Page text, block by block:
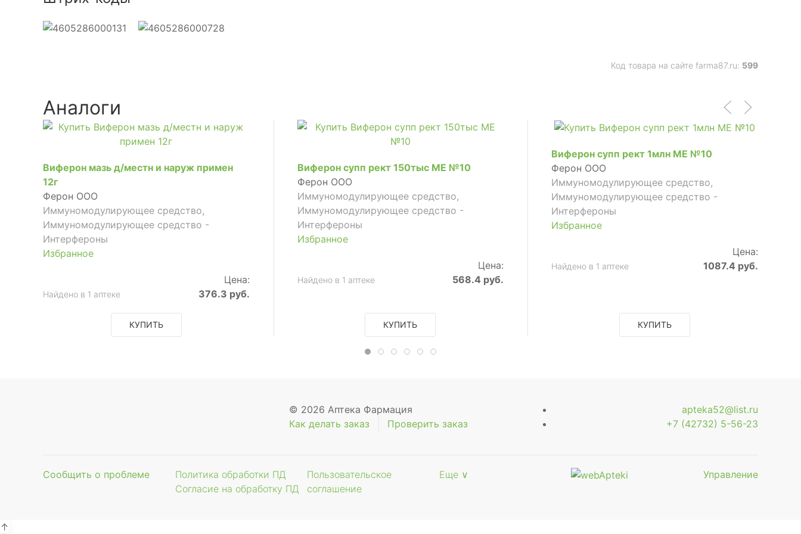
Код товара на сайте farma87.ru: 599
Аналоги
Виферон мазь д/местн и наруж примен
12г
Ферон ООО
Иммуномодулирующее средство,
Иммуномодулирующее средство -
Интерфероны
Избранное
Цена:
Найдено в 1 аптеке 376.3 руб.
КУПИТЬ
Виферон супп рект 150тыс МЕ №10
Ферон ООО
Иммуномодулирующее средство,
Иммуномодулирующее средство -
Интерфероны
Избранное
Цена:
Найдено в 1 аптеке 568.4 руб.
КУПИТЬ
Виферон супп рект 1млн МЕ №10
Ферон ООО
Иммуномодулирующее средство,
Иммуномодулирующее средство -
Интерфероны
Избранное
Цена:
Найдено в 1 аптеке 1087.4 руб.
КУПИТЬ
© 2026 Аптека Фармация
Как делать заказ
Проверить заказ
apteka52@list.ru
+7 (42732) 5-56-23
Сообщить о проблеме
Политика обработки ПД
Согласие на обработку ПД
Пользовательское
соглашение
Еще ∨ Управление
↑